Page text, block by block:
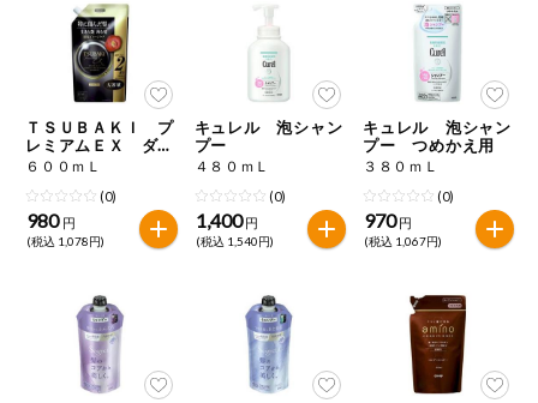
スマート・ワ
ン注文
今週のお買い
コープ商品
今週の新登場
複数注文でお
ＴＳＵＢＡＫＩ プ
レミアムＥＸ ダメ
ージケア＆リペア
え用
６００ｍＬ
(0)
980 円
(税込 1,078円)
キュレル 泡シャン
プー
４８０ｍＬ
(0)
1,400 円
(税込 1,540円)
キュレル 泡シャン
プー つめかえ用
３８０ｍＬ
(0)
970円
(税込 1,067円)